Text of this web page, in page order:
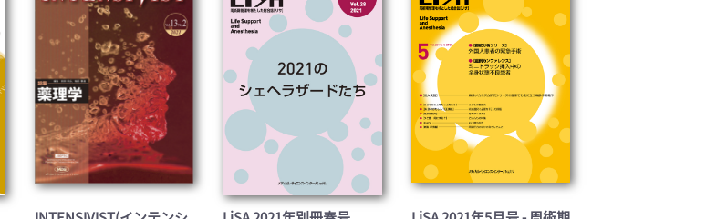
看護学(21)
医療技術(16)
薬学(7)
保健・体育(1)
マルチメディア(0)